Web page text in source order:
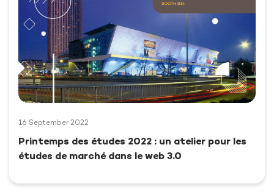
16 September 2022
Printemps des études 2022 : un atelier pour les
études de marché dans le web 3.0